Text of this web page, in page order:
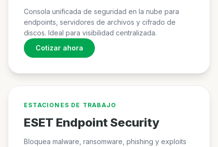
Consola unificada de seguridad en la nube para
endpoints, servidores de archivos y cifrado de
discos. Ideal para visibilidad centralizada.
Cotizar ahora
ESTACIONES DE TRABAJO
ESET Endpoint Security
Bloquea malware, ransomware, phishing y exploits